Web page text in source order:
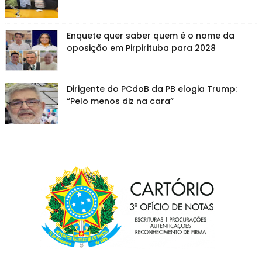
Enquete quer saber quem é o nome da
oposição em Pirpirituba para 2028
Dirigente do PCdoB da PB elogia Trump:
“Pelo menos diz na cara”